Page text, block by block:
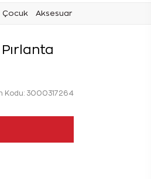
Çocuk Aksesuar
Kodu: 3000317264